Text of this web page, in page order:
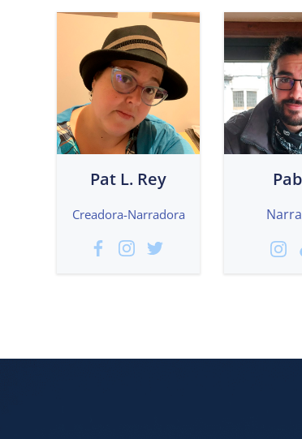
Pat L. Rey
Creadora-Narradora